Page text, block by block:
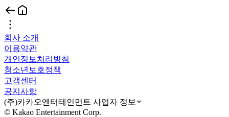
회사 소개
이용약관
개인정보처리방침
청소년보호정책
고객센터
공지사항
(주)카카오엔터테인먼트 사업자 정보
© Kakao Entertainment Corp.